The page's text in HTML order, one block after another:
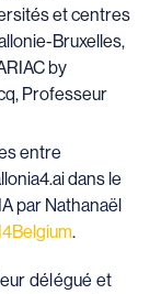
et centres
Bruxelles,
by
Professeur
entre
dans le
par Nathanaël
.
délégué et